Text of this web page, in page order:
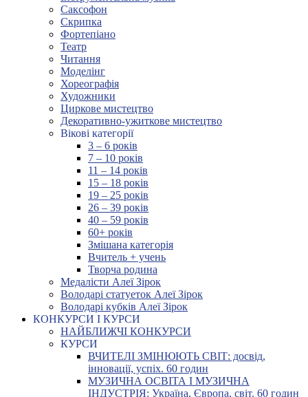
Саксофон
Скрипка
Фортепіано
Театр
Читання
Моделінг
Хореографія
Художники
Циркове мистецтво
Декоративно-ужиткове мистецтво
Вікові категорії
3 – 6 років
7 – 10 років
11 – 14 років
15 – 18 років
19 – 25 років
26 – 39 років
40 – 59 років
60+ років
Змішана категорія
Вчитель + учень
Творча родина
Медалісти Алеї Зірок
Володарі статуеток Алеї Зірок
Володарі кубків Алеї Зірок
КОНКУРСИ І КУРСИ
НАЙБЛИЖЧІ КОНКУРСИ
КУРСИ
ВЧИТЕЛІ ЗМІНЮЮТЬ СВІТ: досвід,
інновації, успіх. 60 годин
МУЗИЧНА ОСВІТА І МУЗИЧНА
ІНДУСТРІЯ: Україна, Європа, світ. 60 годин